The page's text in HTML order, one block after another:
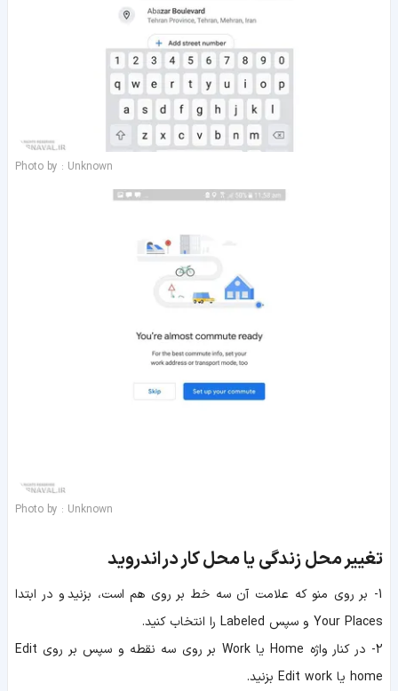
Photo by : Unknown
Photo by : Unknown
تغییر محل زندگی یا محل کاردر اندروید
1- بر روی منو که علامت آن سه خط بر روی هم است، بزنید و در ابتدا
Your Places و سپس Labeled را انتخاب کنید.
2- در کنار واژه Home یا Work بر روی سه نقطه و سپس بر روی Edit
home یا Edit work بزنید.